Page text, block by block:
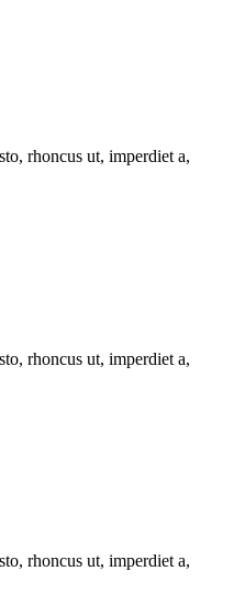
rhoncus ut, imperdiet a,
rhoncus ut, imperdiet a,
rhoncus ut, imperdiet a,